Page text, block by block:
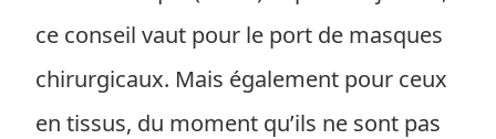
ce conseil vaut pour le port de masques
chirurgicaux. Mais également pour ceux
en tissus, du moment qu’ils ne sont pas